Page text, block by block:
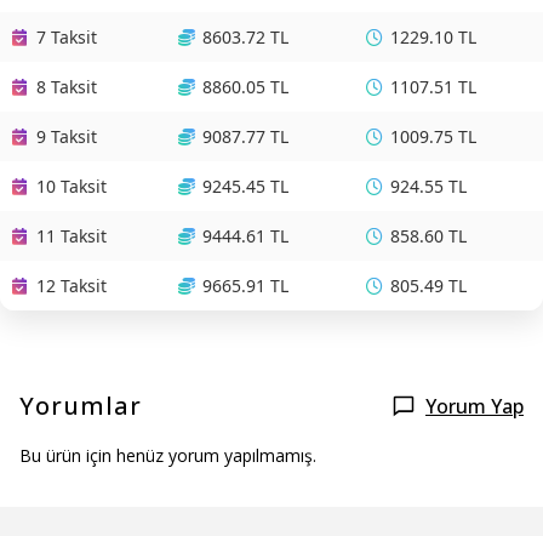
7 Taksit 8603.72 TL 1229.10 TL
8 Taksit 8860.05 TL 1107.51 TL
9 Taksit 9087.77 TL 1009.75 TL
10 Taksit 9245.45 TL 924.55 TL
11 Taksit 9444.61 TL 858.60 TL
12 Taksit 9665.91 TL 805.49 TL
Yorumlar Yorum Yap
Bu ürün için henüz yorum yapılmamış.